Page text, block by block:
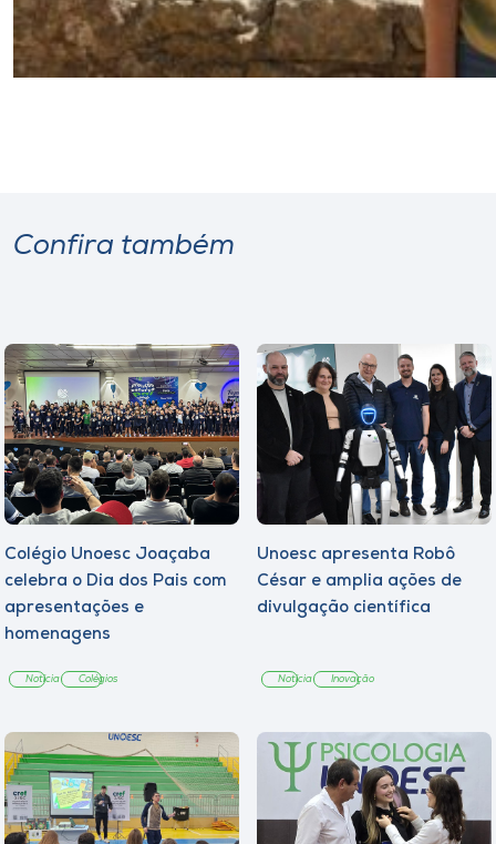
Confira também
Colégio Unoesc Joaçaba
celebra o Dia dos Pais com
apresentações e
homenagens
Notícia Colégios
Unoesc apresenta Robô
César e amplia ações de
divulgação científica
Notícia Inovação